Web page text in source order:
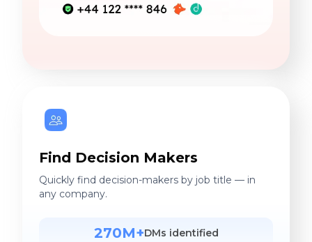
Find Decision Makers
Quickly find decision-makers by job title — in
any company.
270M+DMs identified